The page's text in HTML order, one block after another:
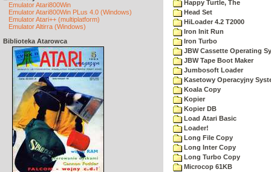
Emulator Atari800Win
Emulator Atari800Win PLus 4.0 (Windows)
Emulator Atari++ (multiplatform)
Emulator Altirra (Windows)
Biblioteka Atarowca
Happy Turtle, The
Head Set
HiLoader 4.2 T2000
Iron Init Run
Iron Turbo
JBW Cassette Operating
JBW Tape Boot Maker
Jumbosoft Loader
Kasetowy Operacyjny
Koala Copy
Kopier
Kopier DB
Load Atari Basic
Loader!
Long File Copy
Long Inter Copy
Long Turbo Copy
Microcop 61KB